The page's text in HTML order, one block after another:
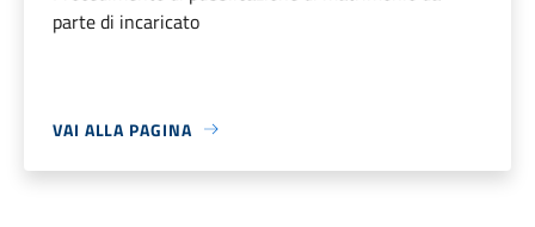
parte di incaricato
VAI ALLA PAGINA